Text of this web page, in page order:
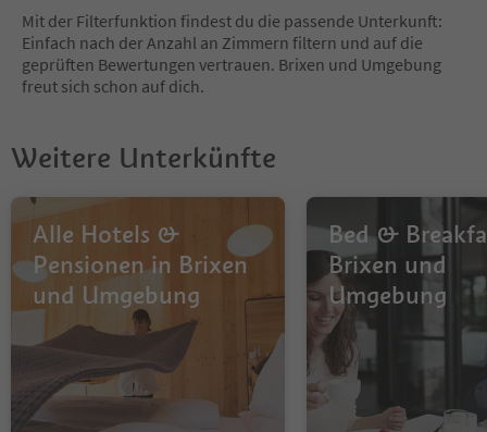
10
12
13
15
Mit der Filterfunktion findest du die passende Unterkunft:
Einfach nach der Anzahl an Zimmern filtern und auf die
geprüften Bewertungen vertrauen. Brixen und Umgebung
freut sich schon auf dich.
Weitere Unterkünfte
Alle Hotels &
Pensionen in Brixen
und Umgebung
Bed &
Brixen und
Umgebung